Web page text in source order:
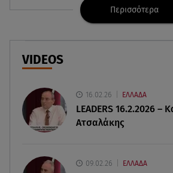
Back to black: η διαχρονική αξία
Δούκισσα Νομικού: Από τη
στη Γαλλική Πολυνησία!
που βρέθηκε σε σπηλιά
Περισσότερα
VIDEOS
16.02.26 ΕΛΛΑΔΑ
LEADERS 16.2.2026 –
Ατσαλάκης
09.02.26 ΕΛΛΑΔΑ